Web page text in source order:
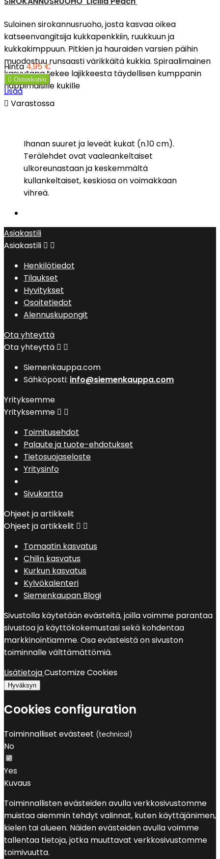
Suloinen sirokannusruoho, josta kasvaa oikea
katseenvangitsija kukkapenkkiin, ruukkuun ja
kukkakimppuun. Pitkien ja hauraiden varsien päihin
muodostuu runsaasti värikkäitä kukkia. Spiraalimainen
kasvutapa tekee lajikkeesta täydellisen kumppanin
nappimaisille kukille
Hinta 4,95 €
 Ostoskoriin
Lisää
 Varastossa
Ihanan suuret ja leveät kukat (n.10 cm).
Terälehdet ovat vaaleankeltaiset
ulkoreunastaan ja keskemmältä
kullankeltaiset, keskiosa on voimakkaan
vihreä.
Asiakastili
Asiakastili  
Henkilötiedot
Tilaukset
Hyvitykset
Osoitetiedot
Alennuskupongit
Ota yhteyttä
Ota yhteyttä  
Siemenkauppa.com
Sähköposti: info@siemenkauppa.com
Yrityksemme
Yrityksemme  
Toimitusehdot
Palaute ja tuote-ehdotukset
Tietosuojaseloste
Yritysinfo
Sivukartta
Ohjeet ja artikkelit
Ohjeet ja artikkelit  
Tomaatin kasvatus
Chilin kasvatus
Kurkun kasvatus
Kylvökalenteri
Siemenkaupan Blogi
Sivustolla käytetään evästeitä, joilla voimme parantaa
sivustoa ja käyttökokemustasi sekä kohdentaa
markkinointiamme. Osa evästeistä on sivuston
toiminnalle välttämättömiä.
LisätietojaCustomize Cookies
Hyväksyn
Cookies configuration
Toiminnalliset evästeet (technical)
No
Yes
Kuvaus
Toiminnallisten evästeiden avulla verkkosivustomme
muistaa aiemmin tehdyt valinnat, kuten käyttäjänimen,
kielen tai alueen. Näiden evästeiden avulla voimme
tallentaa tietoja, jotka muuttavat verkkosivustomme
toimivuutta.